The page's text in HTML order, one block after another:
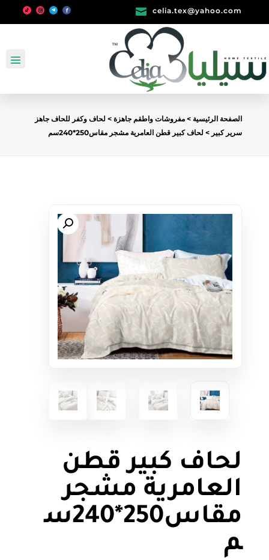
 celia.tex@yahoo.com
الصفحة الرئيسية > مفروشات واطقم جاهزة> لحاف وكفر للحاف جاهز
سرير كبير > لحاف كبير قطن العامرية مشجر مقاس250*240سم
لحاف كبير قطن
العامرية مشجر
مقاس250*240س
م